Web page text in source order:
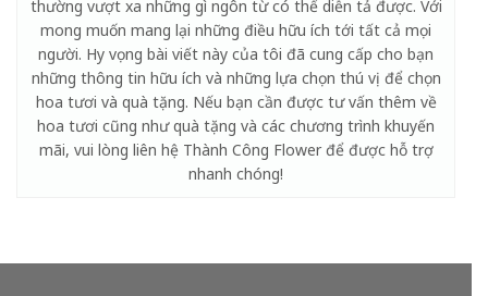
thường vượt xa những gì ngôn từ có thể diễn tả được. Với
mong muốn mang lại những điều hữu ích tới tất cả mọi
người. Hy vọng bài viết này của tôi đã cung cấp cho bạn
những thông tin hữu ích và những lựa chọn thú vị để chọn
hoa tươi và quà tặng. Nếu bạn cần được tư vấn thêm về
hoa tươi cũng như quà tặng và các chương trình khuyến
mãi, vui lòng liên hệ Thành Công Flower để được hỗ trợ
nhanh chóng!